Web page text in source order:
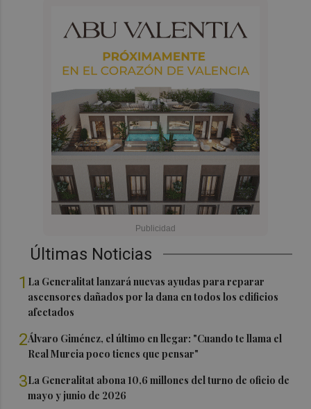
Últimas Noticias
1 La Generalitat lanzará nuevas ayudas para reparar
ascensores dañados por la dana en todos los edificios
afectados
2Álvaro Giménez, el último en llegar: "Cuando te llama el
Real Murcia poco tienes que pensar"
3La Generalitat abona 10,6 millones del turno de oficio de
mayo y junio de 2026